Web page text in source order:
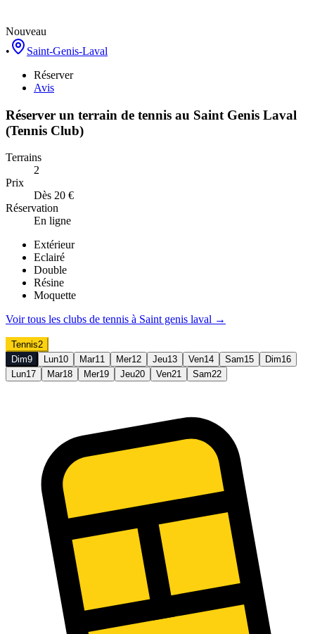
Nouveau
•
Saint-Genis-Laval
Réserver
Avis
Réserver un terrain de tennis au Saint Genis Laval
(Tennis Club)
Terrains
2
Prix
Dès 20 €
Réservation
En ligne
Extérieur
Eclairé
Double
Résine
Moquette
Voir tous les clubs de tennis à Saint genis laval →
Tennis2
Dim9 Lun10 Mar11 Mer12 Jeu13 Ven14 Sam15 Dim16
Lun17 Mar18 Mer19 Jeu20 Ven21 Sam22